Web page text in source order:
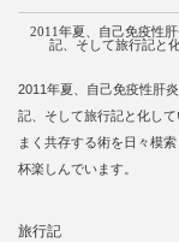
2011年夏、自己免疫性
記、そして旅行記と
2011年夏、自己免疫性肝
記、そして旅行記と化し
まく共存する術を日々模
杯楽しんでいます。
旅行記